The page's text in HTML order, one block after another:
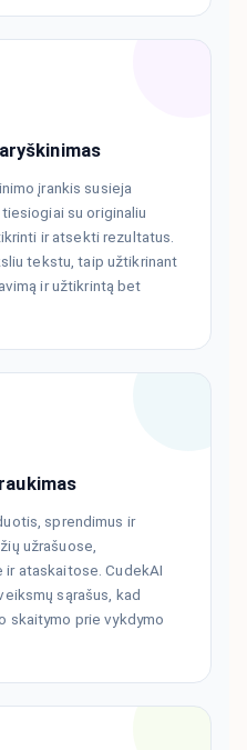
įrankis susieja
su originaliu
ir atsekti rezultatus.
tekstu, taip užtikrinant
ir užtikrintą bet
sprendimus ir
užrašuose,
ataskaitose. CudekAI
sąrašus, kad
skaitymo prie vykdymo